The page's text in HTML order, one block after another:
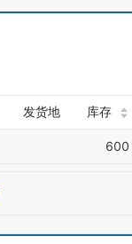
发货地 库存
600